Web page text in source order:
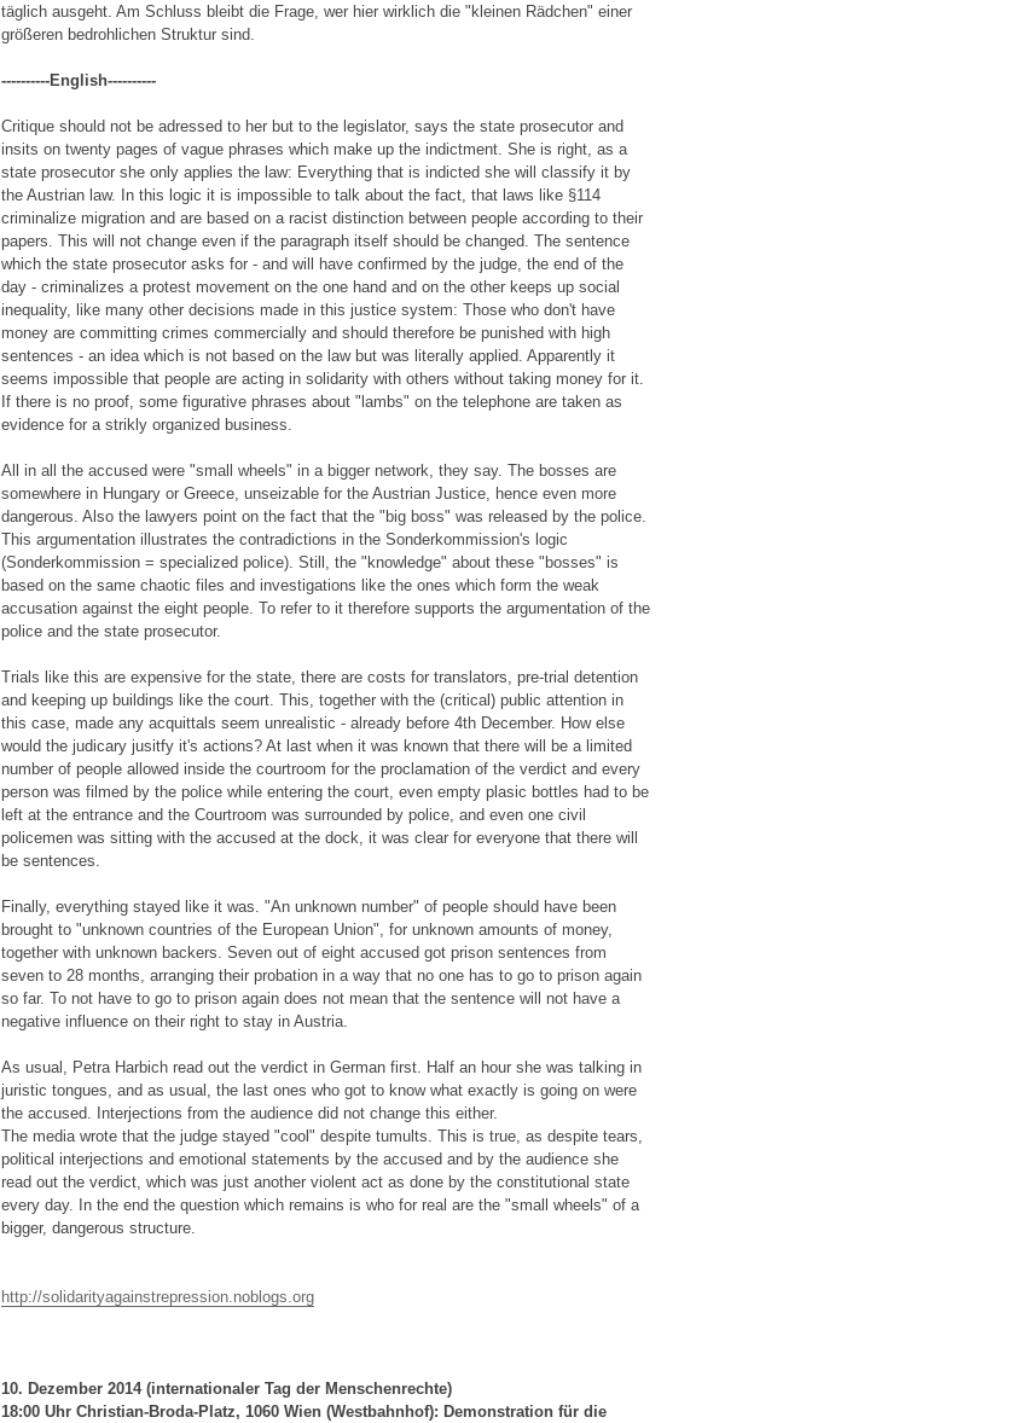
täglich ausgeht. Am Schluss bleibt die Frage, wer hier wirklich die "kleinen Rädchen" einer
größeren bedrohlichen Struktur sind.
----------English----------
Critique should not be adressed to her but to the legislator, says the state prosecutor and
insits on twenty pages of vague phrases which make up the indictment. She is right, as a
state prosecutor she only applies the law: Everything that is indicted she will classify it by
the Austrian law. In this logic it is impossible to talk about the fact, that laws like §114
criminalize migration and are based on a racist distinction between people according to their
papers. This will not change even if the paragraph itself should be changed. The sentence
which the state prosecutor asks for - and will have confirmed by the judge, the end of the
day - criminalizes a protest movement on the one hand and on the other keeps up social
inequality, like many other decisions made in this justice system: Those who don't have
money are committing crimes commercially and should therefore be punished with high
sentences - an idea which is not based on the law but was literally applied. Apparently it
seems impossible that people are acting in solidarity with others without taking money for it.
If there is no proof, some figurative phrases about "lambs" on the telephone are taken as
evidence for a strikly organized business.
All in all the accused were "small wheels" in a bigger network, they say. The bosses are
somewhere in Hungary or Greece, unseizable for the Austrian Justice, hence even more
dangerous. Also the lawyers point on the fact that the "big boss" was released by the police.
This argumentation illustrates the contradictions in the Sonderkommission's logic
(Sonderkommission = specialized police). Still, the "knowledge" about these "bosses" is
based on the same chaotic files and investigations like the ones which form the weak
accusation against the eight people. To refer to it therefore supports the argumentation of the
police and the state prosecutor.
Trials like this are expensive for the state, there are costs for translators, pre-trial detention
and keeping up buildings like the court. This, together with the (critical) public attention in
this case, made any acquittals seem unrealistic - already before 4th December. How else
would the judicary jusitfy it's actions? At last when it was known that there will be a limited
number of people allowed inside the courtroom for the proclamation of the verdict and every
person was filmed by the police while entering the court, even empty plasic bottles had to be
left at the entrance and the Courtroom was surrounded by police, and even one civil
policemen was sitting with the accused at the dock, it was clear for everyone that there will
be sentences.
Finally, everything stayed like it was. "An unknown number" of people should have been
brought to "unknown countries of the European Union", for unknown amounts of money,
together with unknown backers. Seven out of eight accused got prison sentences from
seven to 28 months, arranging their probation in a way that no one has to go to prison again
so far. To not have to go to prison again does not mean that the sentence will not have a
negative influence on their right to stay in Austria.
As usual, Petra Harbich read out the verdict in German first. Half an hour she was talking in
juristic tongues, and as usual, the last ones who got to know what exactly is going on were
the accused. Interjections from the audience did not change this either.
The media wrote that the judge stayed "cool" despite tumults. This is true, as despite tears,
political interjections and emotional statements by the accused and by the audience she
read out the verdict, which was just another violent act as done by the constitutional state
every day. In the end the question which remains is who for real are the "small wheels" of a
bigger, dangerous structure.
http://solidarityagainstrepression.noblogs.org
10. Dezember 2014 (internationaler Tag der Menschenrechte)
18:00 Uhr Christian-Broda-Platz, 1060 Wien (Westbahnhof): Demonstration für die